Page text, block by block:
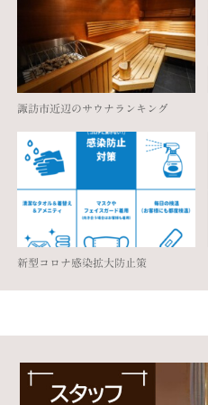
諏訪市近辺のサウナランキング
新型コロナ感染拡大防止策